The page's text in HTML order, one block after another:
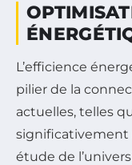
L’efficience
pilier de la
actuelles, telles
significativement
étude de